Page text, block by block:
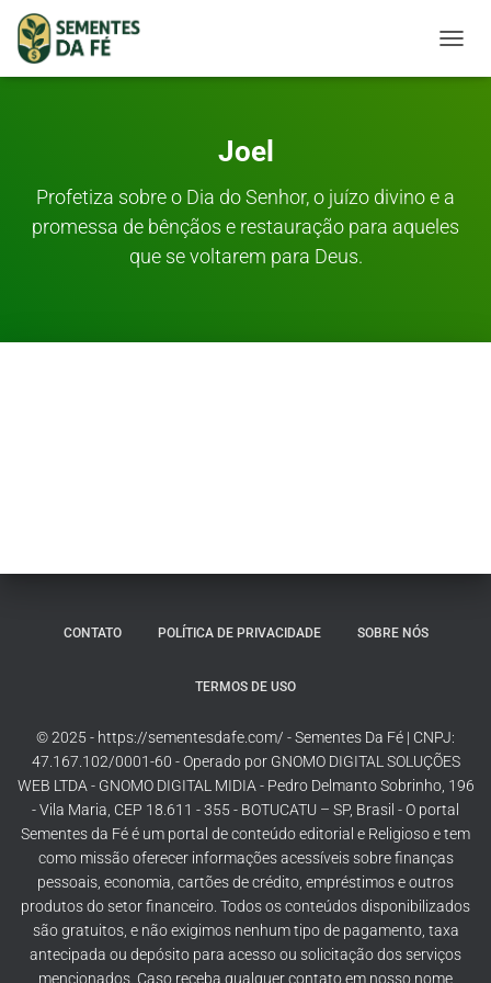
Joel
Profetiza sobre o Dia do Senhor, o juízo divino e a
promessa de bênçãos e restauração para aqueles
que se voltarem para Deus.
CONTATO POLÍTICA DE PRIVACIDADE SOBRE NÓS
TERMOS DE USO
© 2025 - https://sementesdafe.com/ - Sementes Da Fé | CNPJ:
47.167.102/0001-60 - Operado por GNOMO DIGITAL SOLUÇÕES
WEB LTDA - GNOMO DIGITAL MIDIA - Pedro Delmanto Sobrinho, 196
- Vila Maria, CEP 18.611 - 355 - BOTUCATU – SP, Brasil - O portal
Sementes da Fé é um portal de conteúdo editorial e Religioso e tem
como missão oferecer informações acessíveis sobre finanças
pessoais, economia, cartões de crédito, empréstimos e outros
produtos do setor financeiro. Todos os conteúdos disponibilizados
são gratuitos, e não exigimos nenhum tipo de pagamento, taxa
antecipada ou depósito para acesso ou solicitação dos serviços
mencionados. Caso receba qualquer contato em nosso nome